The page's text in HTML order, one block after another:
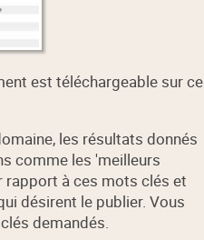
est téléchargeable sur ce
les résultats donnés
comme les 'meilleurs
rapport à ces mots clés et
désirent le publier. Vous
demandés.